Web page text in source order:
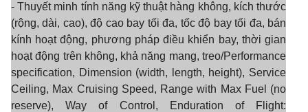
- Thuyết minh tính năng kỹ thuật hàng không, kích thước
(rộng, dài, cao), độ cao bay tối đa, tốc độ bay tối đa, bán
kính hoạt động, phương pháp điều khiển bay, thời gian
hoạt động trên không, khả năng mang, treo/Performance
specification, Dimension (width, length, height), Service
Ceiling, Max Cruising Speed, Range with Max Fuel (no
reserve), Way of Control, Enduration of Flight: